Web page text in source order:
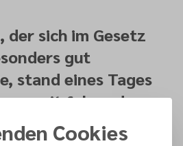
der sich im Gesetz
gut
stand eines Tages
mit folgender
Probe zu stellen:
Cookies